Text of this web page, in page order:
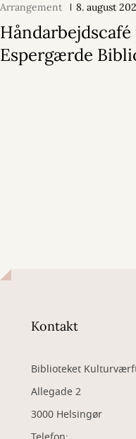
Arrangement 8. august
Håndarbejdscafé
Espergærde
Kontakt
Biblioteket
Allegade 2
3000 Helsingør